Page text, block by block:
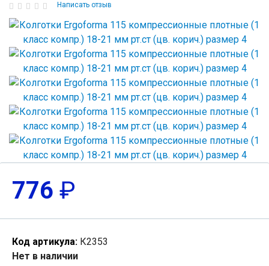
Написать отзыв
776 ₽
Код артикула: К2353
Нет в наличии